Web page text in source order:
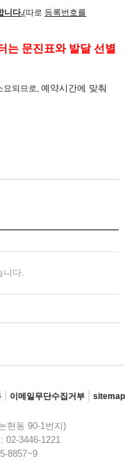
니다.(따로 등록번호를
는 문진표와 발달 선별
요되므로,예약시간에 맞춰
니다.
이메일무단수집거부 sitemap
현동 90-1번지)
02-3446-1221
8857~9